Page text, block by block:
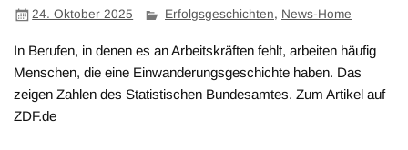
24. Oktober 2025 Erfolgsgeschichten, News-Home
In Berufen, in denen es an Arbeitskräften fehlt, arbeiten häufig
Menschen, die eine Einwanderungsgeschichte haben. Das
zeigen Zahlen des Statistischen Bundesamtes. Zum Artikel auf
ZDF.de